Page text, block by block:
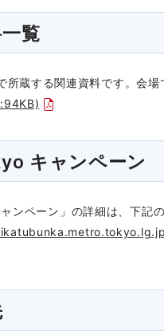
覧
所蔵する関連資料です。会場
キャンペーン
ンペーン」の詳細は、下記